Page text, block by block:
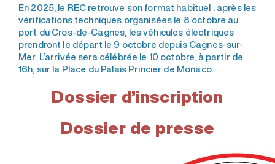
En 2025, le REC retrouve son format habituel : après les
vérifications techniques organisées le 8 octobre au
port du Cros-de-Cagnes, les véhicules électriques
prendront le départ le 9 octobre depuis Cagnes-sur-
Mer. L’arrivée sera célébrée le 10 octobre, à partir de
16h, sur la Place du Palais Princier de Monaco.
Dossier d’inscription
Dossier de presse